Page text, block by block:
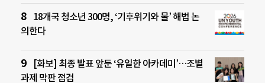
18개국 청소년 300명, ‘기후위기와 물’ 해법 논
의한다
[화보] 최종 발표 앞둔 ‘유일한 아카데미’…조별
과제 막판 점검